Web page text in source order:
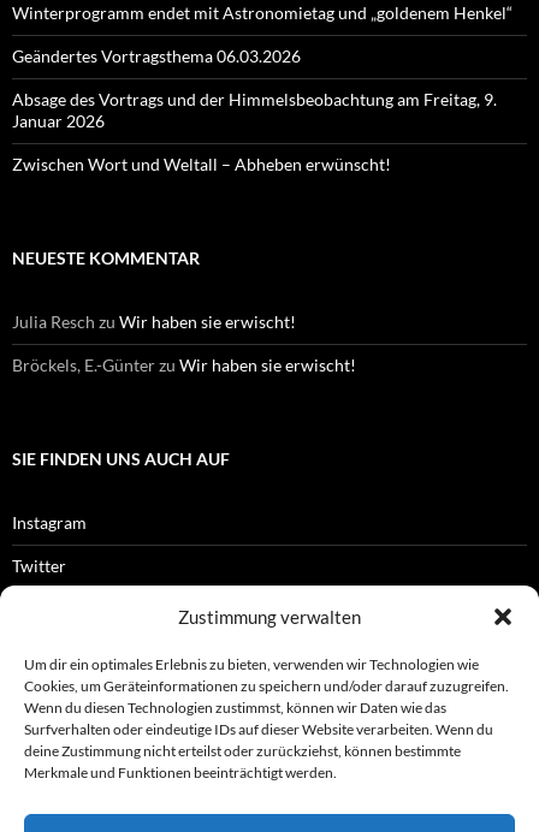
Zustimmung verwalten
Um dir ein optimales Erlebnis zu bieten, verwenden wir Technologien wie
Cookies, um Geräteinformationen zu speichern und/oder darauf zuzugreifen.
Wenn du diesen Technologien zustimmst, können wir Daten wie das
Surfverhalten oder eindeutige IDs auf dieser Website verarbeiten. Wenn du
deine Zustimmung nicht erteilst oder zurückziehst, können bestimmte
Merkmale und Funktionen beeinträchtigt werden.
Winterprogramm endet mit Astronomietag und „goldenem Henkel“
Geändertes Vortragsthema 06.03.2026
Absage des Vortrags und der Himmelsbeobachtung am Freitag, 9.
Januar 2026
Zwischen Wort und Weltall – Abheben erwünscht!
NEUESTE KOMMENTAR
Julia Resch zu Wir haben sie erwischt!
Bröckels, E.-Günterzu Wir haben sie erwischt!
SIE FINDEN UNS AUCH AUF
Instagram
Twitter
OFFIZIELLES
Impressum